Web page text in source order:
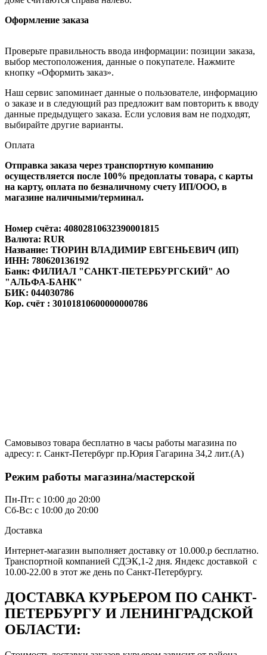
Оформление заказа
Проверьте правильность ввода информации: позиции заказа,
выбор местоположения, данные о покупателе. Нажмите
кнопку «Оформить заказ».
Наш сервис запоминает данные о пользователе, информацию
о заказе и в следующий раз предложит вам повторить к вводу
данные предыдущего заказа. Если условия вам не подходят,
выбирайте другие варианты.
Оплата
Отправка заказа через транспортную компанию
осуществляется после 100% предоплаты товара, с карты
на карту, оплата по безналичному счету ИП/ООО, в
магазине наличными/терминал.
Номер счёта: 40802810632390001815
Валюта: RUR
Название: ТЮРИН ВЛАДИМИР ЕВГЕНЬЕВИЧ (ИП)
ИНН: 780620136192
Банк: ФИЛИАЛ "САНКТ-ПЕТЕРБУРГСКИЙ" АО
"АЛЬФА-БАНК"
БИК: 044030786
Кор. счёт : 30101810600000000786
Самовывоз товара бесплатно в часы работы магазина по
адресу: г. Санкт-Петербург пр.Юрия Гагарина 34,2 лит.(А)
Режим работы магазина/мастерской
Пн-Пт: с 10:00 до 20:00
Сб-Вс: с 10:00 до 20:00
Доставка
Интернет-магазин выполняет доставку от 10.000.р бесплатно.
Транспортной компанией СДЭК,1-2 дня. Яндекс доставкой с
10.00-22.00 в этот же день по Санкт-Петербургу.
ДОСТАВКА КУРЬЕРОМ ПО САНКТ-
ПЕТЕРБУРГУ И ЛЕНИНГРАДСКОЙ
ОБЛАСТИ: